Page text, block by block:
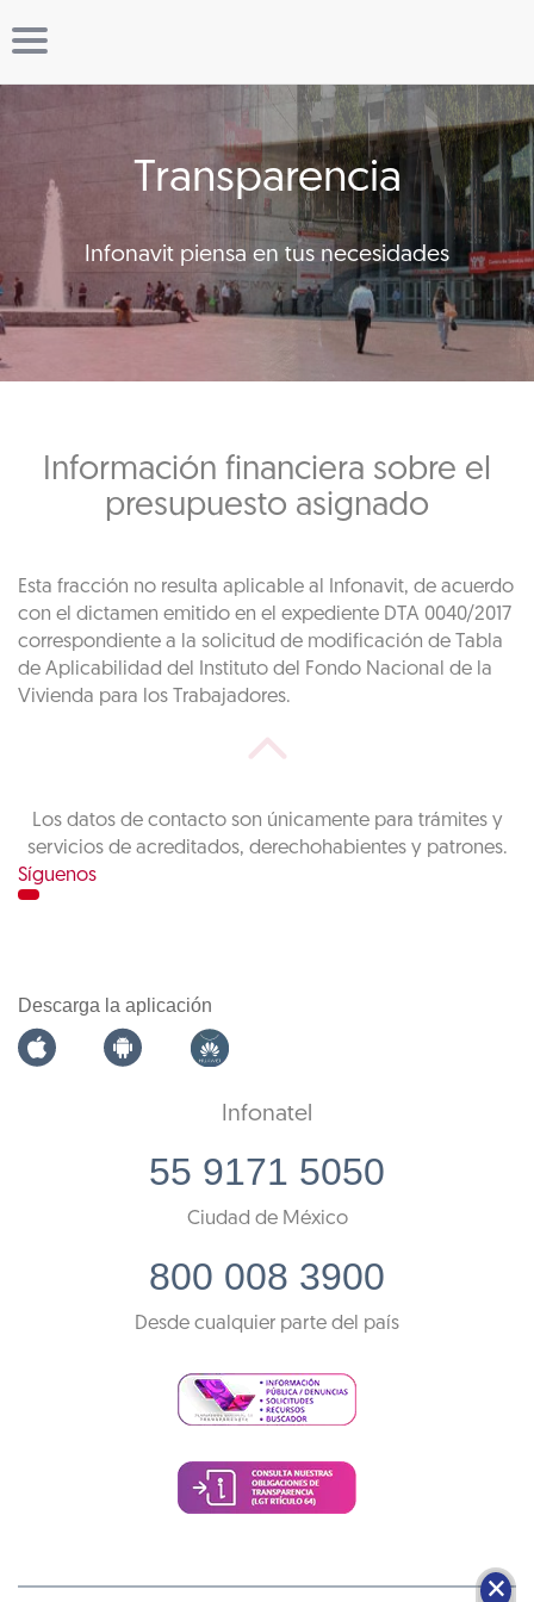
Transparencia
Infonavit piensa en tus necesidades
Información financiera sobre el
presupuesto asignado
Esta fracción no resulta aplicable al Infonavit, de acuerdo
con el dictamen emitido en el expediente DTA 0040/2017
correspondiente a la solicitud de modificación de Tabla
de Aplicabilidad del Instituto del Fondo Nacional de la
Vivienda para los Trabajadores.
Los datos de contacto son únicamente para trámites y
servicios de acreditados, derechohabientes y patrones.
Síguenos
Descarga la aplicación
Infonatel
55 9171 5050
Ciudad de México
800 008 3900
Desde cualquier parte del país
🗙